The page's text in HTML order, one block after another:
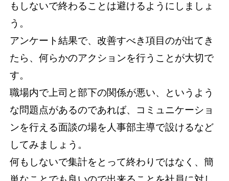
もしないで終わることは避けるようにしましょ
う。
アンケート結果で、改善すべき項目のが出てき
たら、何らかのアクションを行うことが大切で
す。
職場内で上司と部下の関係が悪い、というよう
な問題点があるのであれば、コミュニケーショ
ンを行える面談の場を人事部主導で設けるなど
してみましょう。
何もしないで集計をとって終わりではなく、簡